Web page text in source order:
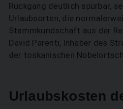
Rückgang deutlich spürbar,
Urlaubsorten, die
Stammkundschaft aus der
David Parenti, Inhaber des
der toskanischen
Urlaubskosten